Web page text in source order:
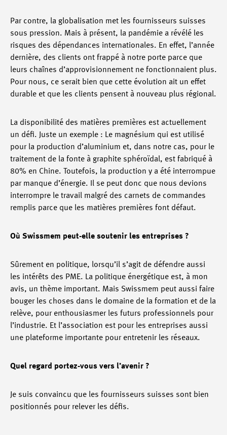
Par contre, la globalisation met les fournisseurs suisses
sous pression. Mais à présent, la pandémie a révélé les
risques des dépendances internationales. En effet, l’année
dernière, des clients ont frappé à notre porte parce que
leurs chaînes d’approvisionnement ne fonctionnaient plus.
Pour nous, ce serait bien que cette évolution ait un effet
durable et que les clients pensent à nouveau plus régional.
La disponibilité des matières premières est actuellement
un défi. Juste un exemple : Le magnésium qui est utilisé
pour la production d’aluminium et, dans notre cas, pour le
traitement de la fonte à graphite sphéroïdal, est fabriqué à
80% en Chine. Toutefois, la production y a été interrompue
par manque d’énergie. Il se peut donc que nous devions
interrompre le travail malgré des carnets de commandes
remplis parce que les matières premières font défaut.
Où Swissmem peut-elle soutenir les entreprises ?
Sûrement en politique, lorsqu’il s’agit de défendre aussi
les intérêts des PME. La politique énergétique est, à mon
avis, un thème important. Mais Swissmem peut aussi faire
bouger les choses dans le domaine de la formation et de la
relève, pour enthousiasmer les futurs professionnels pour
l’industrie. Et l’association est pour les entreprises aussi
une plateforme importante pour entretenir les réseaux.
Quel regard portez-vous vers l’avenir ?
Je suis convaincu que les fournisseurs suisses sont bien
positionnés pour relever les défis.